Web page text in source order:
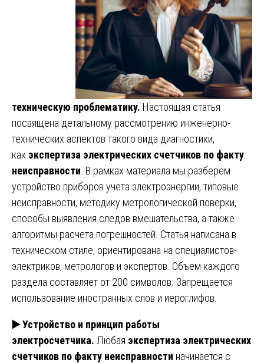
техническую проблематику. Настоящая статья
посвящена детальному рассмотрению инженерно-
технических аспектов такого вида диагностики,
как экспертиза электрических счетчиков по факту
неисправности . В рамках материала мы разберем
устройство приборов учета электроэнергии, типовые
неисправности, методику метрологической поверки,
способы выявления следов вмешательства, а также
алгоритмы расчета погрешностей. Статья написана в
техническом стиле, ориентирована на специалистов-
электриков, метрологов и экспертов. Объем каждого
раздела составляет от 200 символов. Запрещается
использование иностранных слов и иероглифов.
▶️Устройство и принцип работы
электросчетчика. Любая экспертиза электрических
счетчиков по факту неисправности начинается с